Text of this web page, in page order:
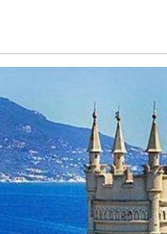
День